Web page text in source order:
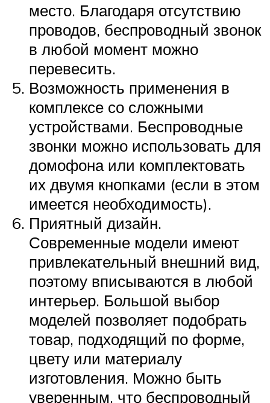
место. Благодаря отсутствию
проводов, беспроводный звонок
в любой момент можно
перевесить.
Возможность применения в
комплексе со сложными
устройствами. Беспроводные
звонки можно использовать для
домофона или комплектовать
их двумя кнопками (если в этом
имеется необходимость).
Приятный дизайн.
Современные модели имеют
привлекательный внешний вид,
поэтому вписываются в любой
интерьер. Большой выбор
моделей позволяет подобрать
товар, подходящий по форме,
цвету или материалу
изготовления. Можно быть
уверенным, что беспроводный